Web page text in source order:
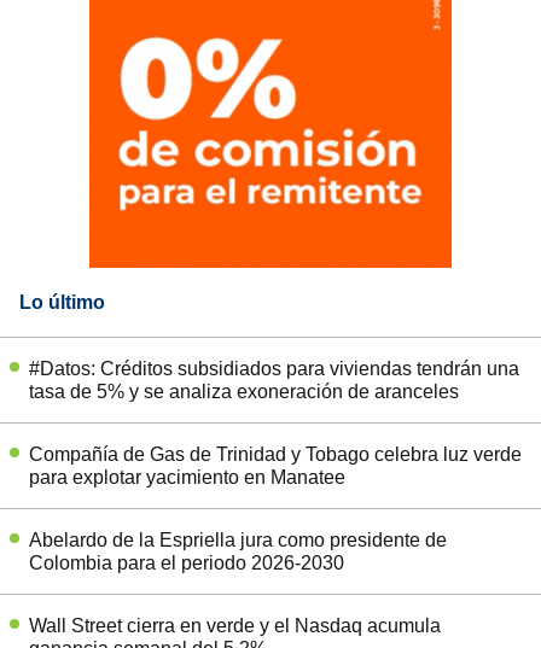
Lo último
#Datos: Créditos subsidiados para viviendas tendrán una
tasa de 5% y se analiza exoneración de aranceles
Compañía de Gas de Trinidad y Tobago celebra luz verde
para explotar yacimiento en Manatee
Abelardo de la Espriella jura como presidente de
Colombia para el periodo 2026-2030
Wall Street cierra en verde y el Nasdaq acumula